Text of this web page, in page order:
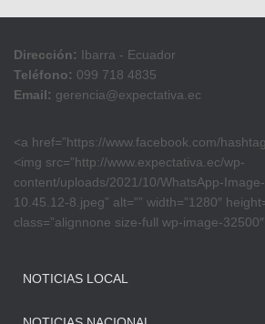
Dirección: Ibarra - Ecuador
Teléfono: 099 718 4835
Email: gerencia@expectativa.ec
<a href=”https://www.facebook.com/
<img src=”http://www.expectativa.ec/wp-
content/uploads/2021/10/WhatsApp-
10.45.12-8.jpeg” alt=”” width=”1280″
class=”alignnone size-full wp-image-
NOTICIAS LOCAL